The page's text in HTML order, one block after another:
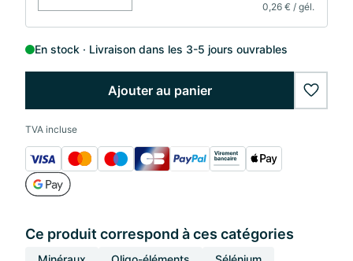
0,26 € / gél.
En stock Livraison dans les 3-5 jours ouvrables
Ajouter au panier
TVA incluse
Ce produit correspond à ces catégories